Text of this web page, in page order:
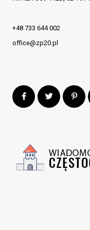
+48 733 644 002
office@zp20.pl